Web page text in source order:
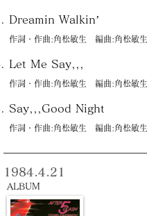
Dreamin Walkin’
作詞・作曲:角松敏生 編曲:角松敏生
Let Me Say,,,
作詞・作曲:角松敏生 編曲:角松敏生
Say,,,Good Night
作詞・作曲:角松敏生 編曲:角松敏生
1984.4.21
ALBUM